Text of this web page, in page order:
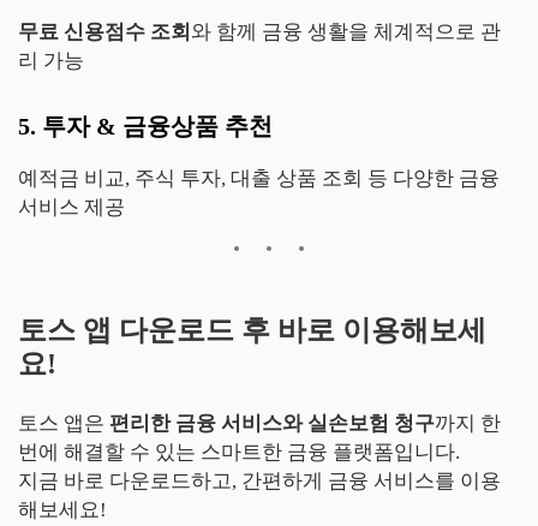
무료 신용점수 조회 와 함께 금융 생활을 체계적으로 관
리 가능
5. 투자 & 금융상품 추천
예적금 비교, 주식 투자, 대출 상품 조회 등 다양한 금융
서비스 제공
토스 앱 다운로드 후 바로 이용해보세
요!
토스 앱은 편리한 금융 서비스와 실손보험 청구까지 한
번에 해결할 수 있는 스마트한 금융 플랫폼입니다.
지금 바로 다운로드하고, 간편하게 금융 서비스를 이용
해보세요!